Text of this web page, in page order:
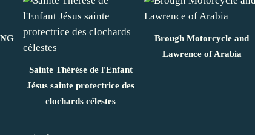
Sainte Thérèse de l'Enfant
Jésus sainte protectrice des
clochards célestes
Brough Motorcycle and
Lawrence of Arabia